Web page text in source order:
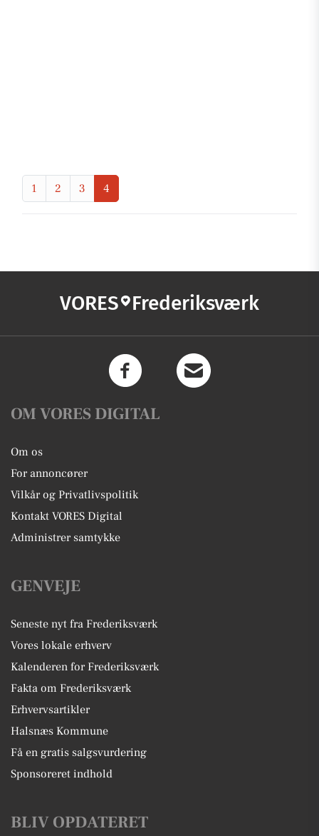
1 2 3 4
VORES Frederiksværk
OM VORES DIGITAL
Om os
For annoncører
Vilkår og Privatlivspolitik
Kontakt VORES Digital
Administrer samtykke
GENVEJE
Seneste nyt fra Frederiksværk
Vores lokale erhverv
Kalenderen for Frederiksværk
Fakta om Frederiksværk
Erhvervsartikler
Halsnæs Kommune
Få en gratis salgsvurdering
Sponsoreret indhold
BLIV OPDATERET